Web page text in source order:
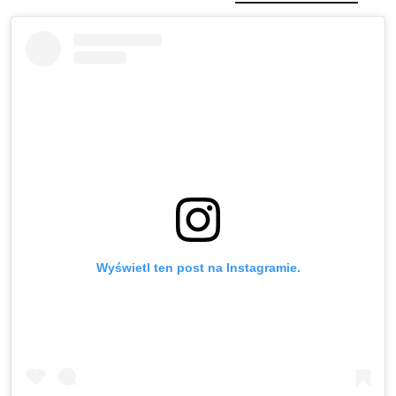
Wyświetl ten post na Instagramie.